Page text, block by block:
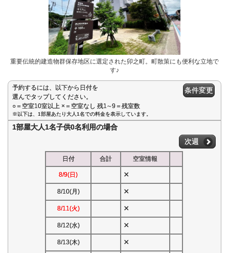
重要伝統的建造物群保存地区に選定された卯之町。町散策にも便利な立地で
す♪
予約するには、以下から日付を
選んでタップしてください。
○＝空室10室以上 ×＝空室なし 残1∼9＝残室数
条件変更
※以下は、1部屋あたり大人1名での料金を表示しています。
1部屋大人1名子供0名利用の場合
次週
日付 合計 空室情報
8/9(日) ×
8/10(月) ×
8/11(火) ×
8/12(水) ×
8/13(木) ×